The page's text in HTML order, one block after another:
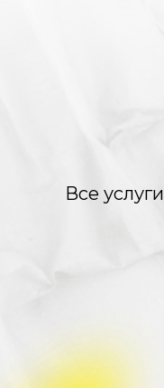
Все услуги